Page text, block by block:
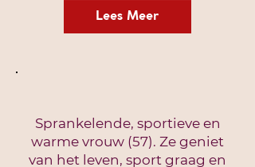
Lees Meer
Sprankelende, sportieve en
warme vrouw (57). Ze geniet
van het leven, sport graag en